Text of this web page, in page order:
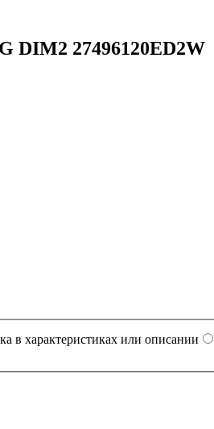
DIM2 27496120ED2W
в характеристиках или описании